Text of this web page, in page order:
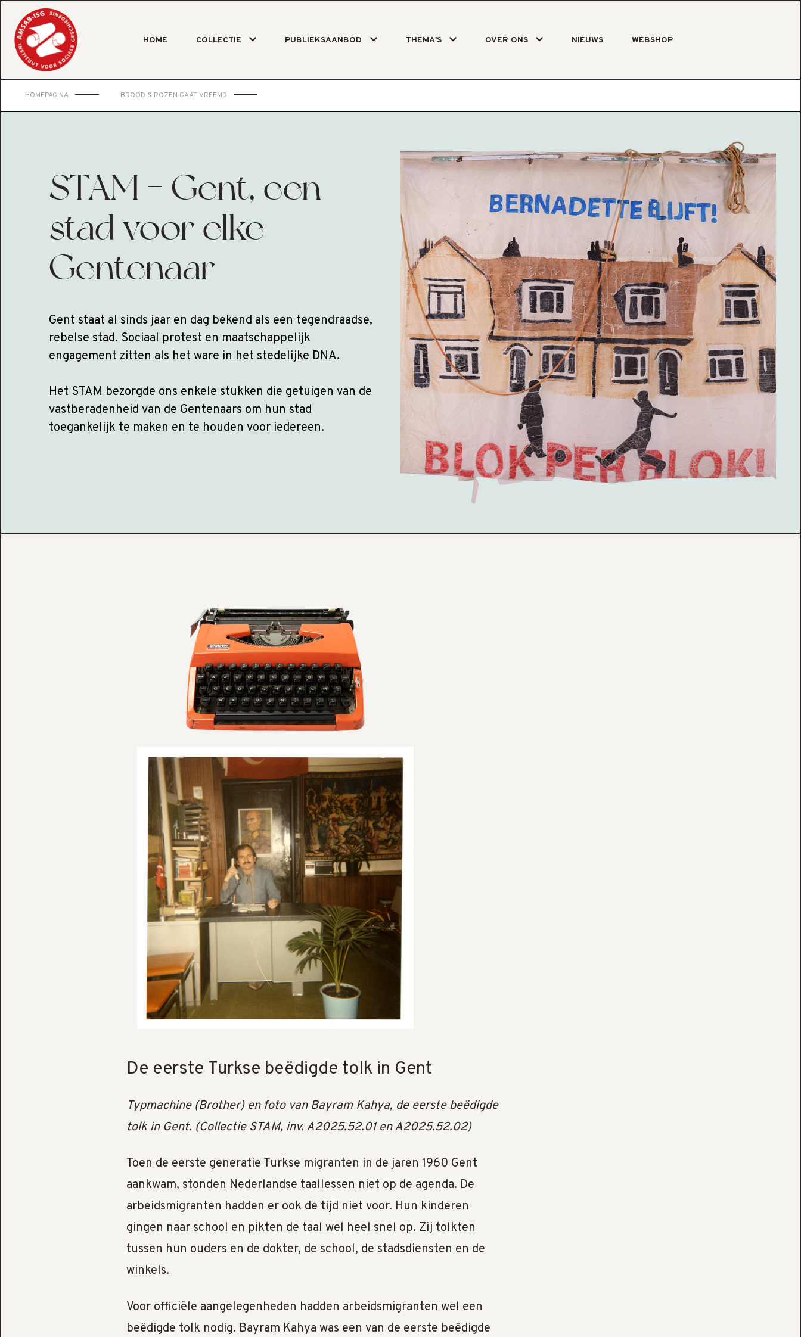
HOME COLLECTIE PUBLIEKSAANBOD THEMA'S OVER ONS NIEUWS WEBSHOP
HOMEPAGINA BROOD & ROZEN GAAT VREEMD
STAM - Gent, een
stad voor elke
Gentenaar
Gent staat al sinds jaar en dag bekend als een tegendraadse,
rebelse stad. Sociaal protest en maatschappelijk
engagement zitten als het ware in het stedelijke DNA.
Het STAM bezorgde ons enkele stukken die getuigen van de
vastberadenheid van de Gentenaars om hun stad
toegankelijk te maken en te houden voor iedereen.
De eerste Turkse beëdigde tolk in Gent
Typmachine (Brother) en foto van Bayram Kahya, de eerste beëdigde
tolk in Gent. (Collectie STAM, inv. A2025.52.01 en A2025.52.02)
Toen de eerste generatie Turkse migranten in de jaren 1960 Gent
aankwam, stonden Nederlandse taallessen niet op de agenda. De
arbeidsmigranten hadden er ook de tijd niet voor. Hun kinderen
gingen naar school en pikten de taal wel heel snel op. Zij tolkten
tussen hun ouders en de dokter, de school, de stadsdiensten en de
winkels.
Voor officiële aangelegenheden hadden arbeidsmigranten wel een
beëdigde tolk nodig. Bayram Kahya was een van de eerste beëdigde